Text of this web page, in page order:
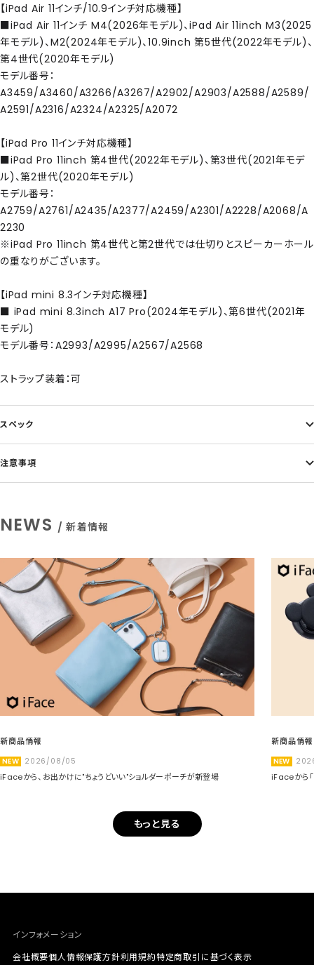
【iPad Air 11インチ/10.9インチ対応機種】
■iPad Air 11インチ M4(2026年モデル)、iPad Air 11inch M3(2025
年モデル)、M2(2024年モデル)、10.9inch 第5世代(2022年モデル)、
第4世代(2020年モデル)
モデル番号：
A3459/A3460/A3266/A3267/A2902/A2903/A2588/A2589/
A2591/A2316/A2324/A2325/A2072
【iPad Pro 11インチ対応機種】
■iPad Pro 11inch 第4世代(2022年モデル)、第3世代(2021年モデ
ル)、第2世代(2020年モデル)
モデル番号：
A2759/A2761/A2435/A2377/A2459/A2301/A2228/A2068/A
2230
※iPad Pro 11inch 第4世代と第2世代では仕切りとスピーカーホール
の重なりがございます。
【iPad mini 8.3インチ対応機種】
■ iPad mini 8.3inch A17 Pro(2024年モデル)、第6世代(2021年
モデル)
モデル番号：A2993/A2995/A2567/A2568
ストラップ装着：可
スペック
注意事項
NEWS / 新着情報
新商品情報
NEW 2026/08/05
iFaceから、お出かけに"ちょうどいい"ショルダーポーチが新登場
新商品情報
NEW
iFaceから
もっと見る
インフォメーション
会社概要個人情報保護方針利用規約特定商取引に基づく表示